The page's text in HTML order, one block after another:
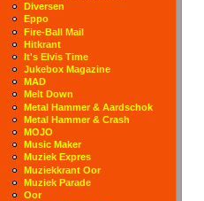
Diversen
Eppo
Fire-Ball Mail
Hitkrant
It's Elvis Time
Jukebox Magazine
MAD
Melt Down
Metal Hammer & Aardschok
Metal Hammer & Crash
MOJO
Music Maker
Muziek Expres
Muziekkrant Oor
Muziek Parade
Oor